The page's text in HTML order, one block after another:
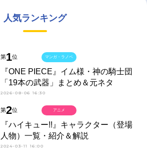
人気ランキング
第1位
『ONE PIECE』イム様・神の騎士団
「19本の武器」まとめ＆元ネタ
2026-08-06 16:30
マンガ・ラノベ
第2位
『ハイキュー!!』キャラクター（登場
人物）一覧・紹介＆解説
2024-03-11 16:00
アニメ